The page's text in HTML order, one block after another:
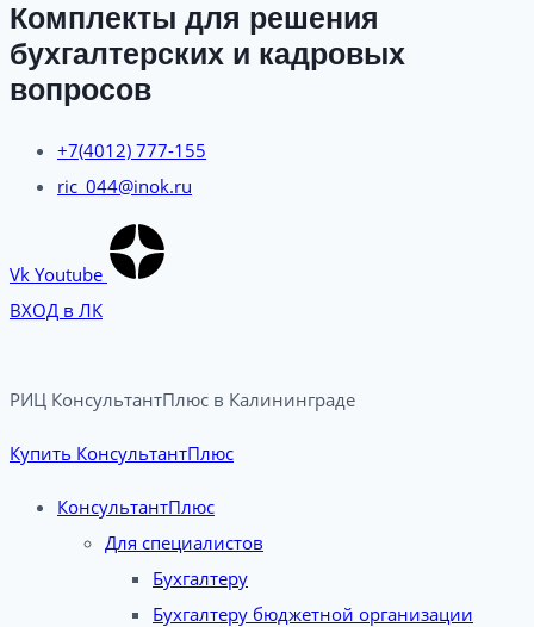
Комплекты для решения
бухгалтерских и кадровых
вопросов
+7(4012) 777-155
ric_044@inok.ru
Vk Youtube
ВХОД в ЛК
РИЦ КонсультантПлюс в Калининграде​
Купить КонсультантПлюс
КонсультантПлюс
Для специалистов
Бухгалтеру
Бухгалтеру бюджетной организации